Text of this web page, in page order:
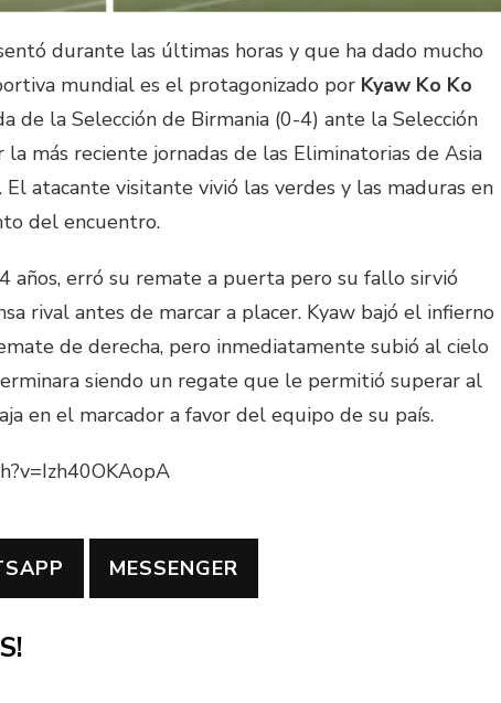
durante las últimas horas y que ha dado mucho
mundial es el protagonizado por Kyaw Ko Ko
de la Selección de Birmania (0-4) ante la Selección
más reciente jornadas de las Eliminatorias de Asia
atacante visitante vivió las verdes y las maduras en
del encuentro.
años, erró su remate a puerta pero su fallo sirvió
rival antes de marcar a placer. Kyaw bajó el infierno
de derecha, pero inmediatamente subió al cielo
siendo un regate que le permitió superar al
en el marcador a favor del equipo de su país.
MESSENGER